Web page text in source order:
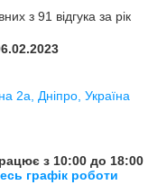
з 91 відгука за рік
2а, Дніпро, Україна
з 10:00 до 18:00
графік роботи